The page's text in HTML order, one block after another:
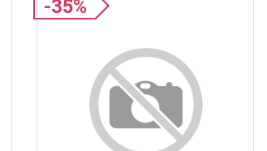
-35%